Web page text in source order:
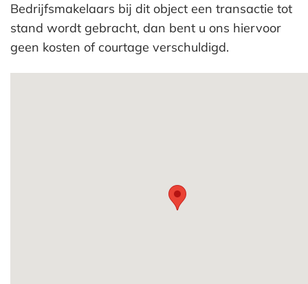
Bedrijfsmakelaars bij dit object een transactie tot
stand wordt gebracht, dan bent u ons hiervoor
geen kosten of courtage verschuldigd.